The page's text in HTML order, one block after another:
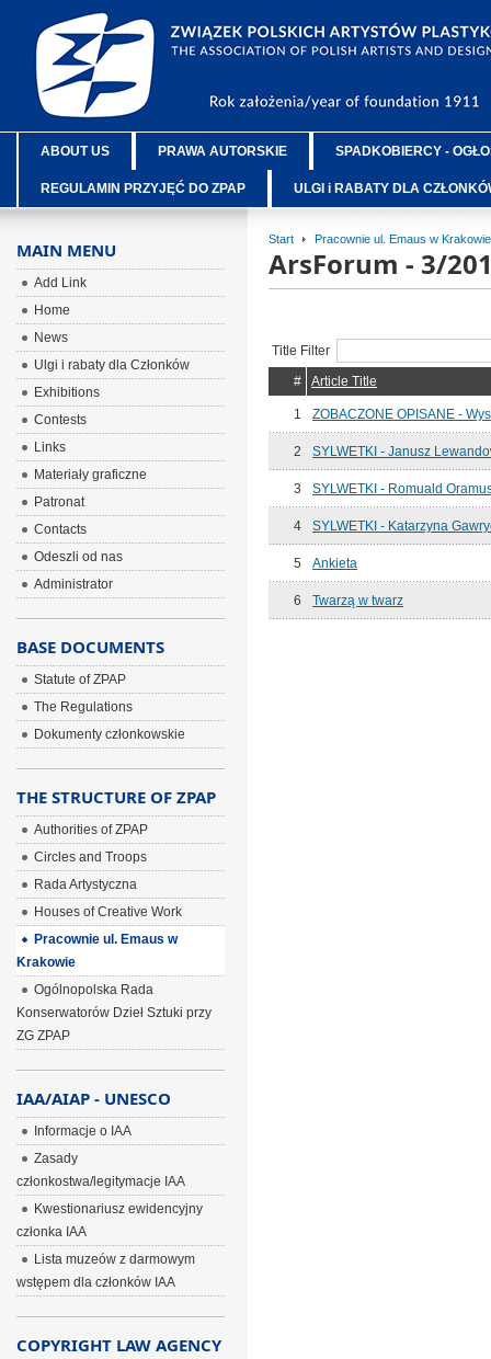
ABOUT US PRAWA AUTORSKIE SPADKOBIERCY -
REGULAMIN PRZYJĘĆ DO ZPAP ULGI i RABATY DLA
Start Pracownie ul. Emaus w Krakowie
ArsForum - 3/
Title Filter
#
Article Title
1 ZOBACZONE OPISANE -
2 SYLWETKI - Janusz
3 SYLWETKI - Romuald
4 SYLWETKI - Katarzyna
5 Ankieta
6 Twarzą w twarz
MAIN MENU
Add Link
Home
News
Ulgi i rabaty dla Członków
Exhibitions
Contests
Links
Materiały graficzne
Patronat
Contacts
Odeszli od nas
Administrator
BASE DOCUMENTS
Statute of ZPAP
The Regulations
Dokumenty członkowskie
THE STRUCTURE OF ZPAP
Authorities of ZPAP
Circles and Troops
Rada Artystyczna
Houses of Creative Work
Pracownie ul. Emaus w
Krakowie
Ogólnopolska Rada
Konserwatorów Dzieł Sztuki przy
ZG ZPAP
IAA/AIAP - UNESCO
Informacje o IAA
Zasady
członkostwa/legitymacje IAA
Kwestionariusz ewidencyjny
członka IAA
Lista muzeów z darmowym
wstępem dla członków IAA
COPYRIGHT LAW AGENCY